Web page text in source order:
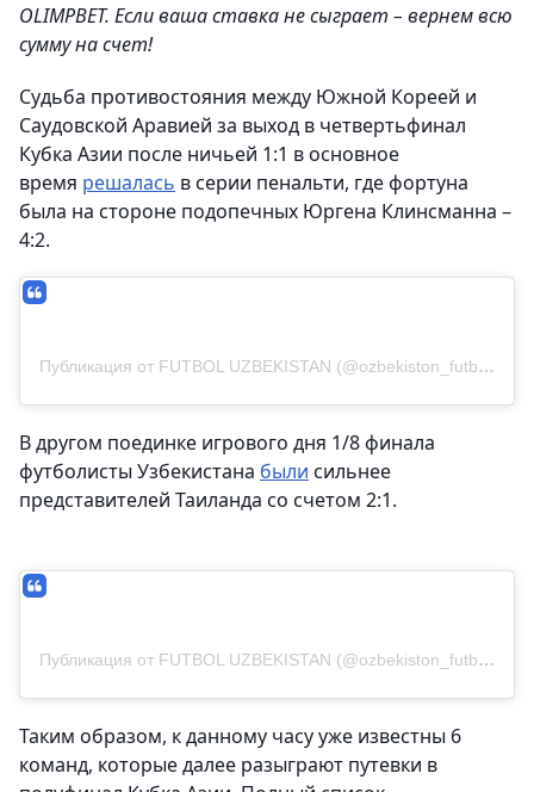
OLIMPBET. Если ваша ставка не сыграет – вернем всю
сумму на счет!
Судьба противостояния между Южной Кореей и
Саудовской Аравией за выход в четвертьфинал
Кубка Азии после ничьей 1:1 в основное
время решалась в серии пенальти, где фортуна
была на стороне подопечных Юргена Клинсманна –
4:2.
Публикация от FUTBOL UZBEKISTAN (@ozbekiston_futboli)
В другом поединке игрового дня 1/8 финала
футболисты Узбекистана были сильнее
представителей Таиланда со счетом 2:1.
Публикация от FUTBOL UZBEKISTAN (@ozbekiston_futboli)
Таким образом, к данному часу уже известны 6
команд, которые далее разыграют путевки в